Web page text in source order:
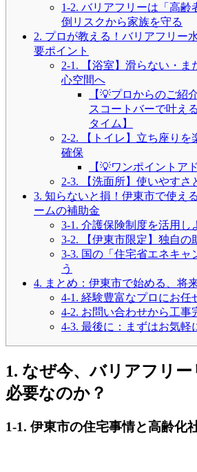
1-2. バリアフリーは「高
倒リスクから家族を守る
2. プロが教える！バリアフリー
要ポイント
2-1. 【浴室】滑らない・
心空間へ
【💡プロからのご紹
スコートバーで叶え
タイム】
2-2. 【トイレ】立ち座り
確保
【💡ワンポイントア
2-3. 【洗面所】使いやすさ
3. 知らないと損！伊東市で使え
ームの補助金
3-1. 介護保険制度を活用し
3-2. 【伊東市限定】独自の
3-3. 国の「住宅省エネキャ
う
4. まとめ：伊東市で始める、将
4-1. 経験豊富なプロにお任
4-2. お問い合わせから工事
4-3. 最後に：まずはお気軽
1. なぜ今、バリアフリ
必要なのか？
1-1. 伊東市の住宅事情と高齢化